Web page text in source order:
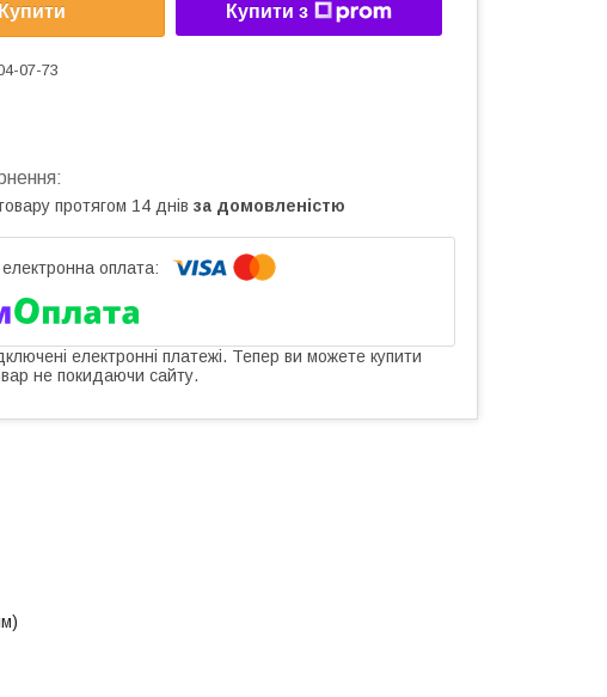
Купити Купити з
07-73
протягом 14 днів за домовленістю
електронні платежі. Тепер ви можете купити
не покидаючи сайту.